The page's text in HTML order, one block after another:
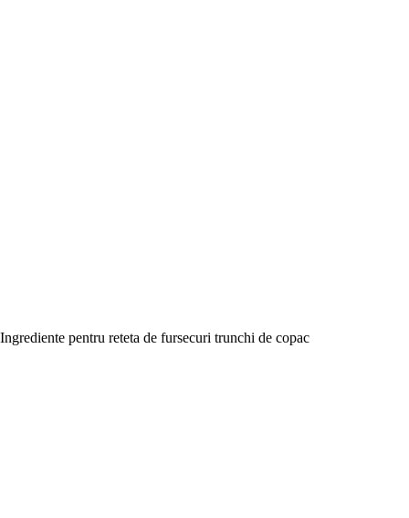
Ingrediente pentru reteta de fursecuri trunchi de copac